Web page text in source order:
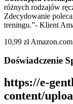
różnych rodzajów
Zdecydowanie
treningu.”- Klient
10,99 zł Amazon.com
Doświadczenie
https://e-
content/